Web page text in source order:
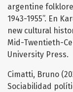
argentine
1943-1955”. En
new cultural
Mid-Twentieth-
University Press.
Cimatti, Bruno
Sociabilidad